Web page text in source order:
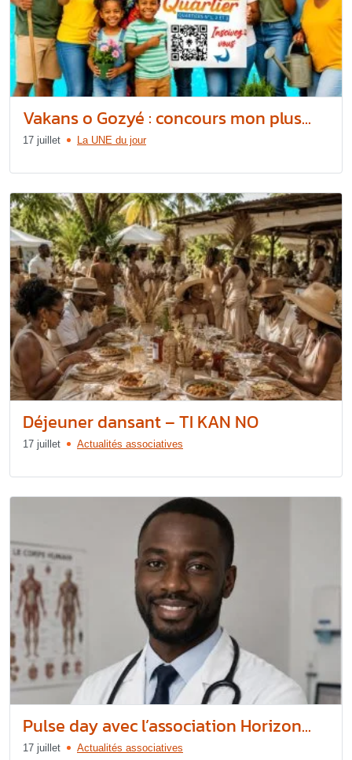
Vakans o Gozyé : concours mon plus...
17 juillet La UNE du jour
Déjeuner dansant – TI KAN NO
17 juillet Actualités associatives
Pulse day avec l’association Horizon...
17 juillet Actualités associatives